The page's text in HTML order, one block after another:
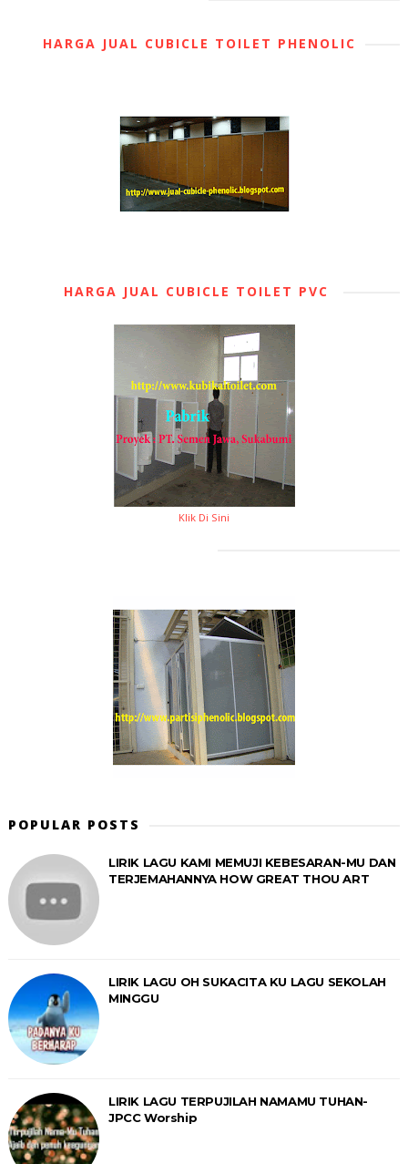
HARGA JUAL CUBICLE TOILET PHENOLIC
HARGA JUAL CUBICLE TOILET PVC
Klik Di Sini
POPULAR POSTS
LIRIK LAGU KAMI MEMUJI KEBESARAN-MU DAN
TERJEMAHANNYA HOW GREAT THOU ART
LIRIK LAGU OH SUKACITA KU LAGU SEKOLAH
MINGGU
LIRIK LAGU TERPUJILAH NAMAMU TUHAN-
JPCC Worship